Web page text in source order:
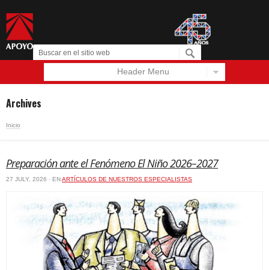
Header Menu
Archives
Inicio
Preparación ante el Fenómeno El Niño 2026–2027
27 JULY, 2026 · ENARTÍCULOS DE NUESTROS ESPECIALISTAS